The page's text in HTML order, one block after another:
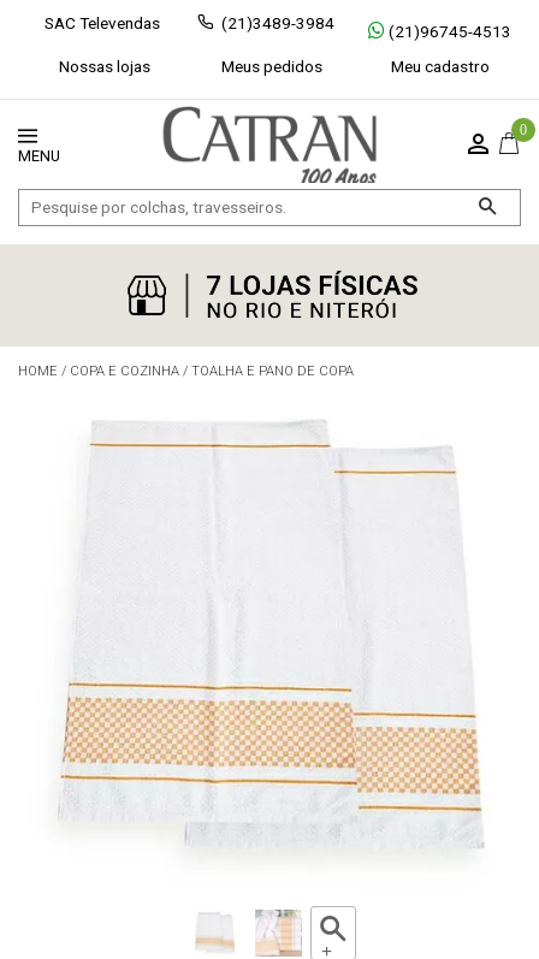
SAC Televendas (21)3489-3984
(21)96745-4513
Nossas lojas
Meus pedidos Meu cadastro
0
HOME / COPA E COZINHA / TOALHA E PANO DE COPA